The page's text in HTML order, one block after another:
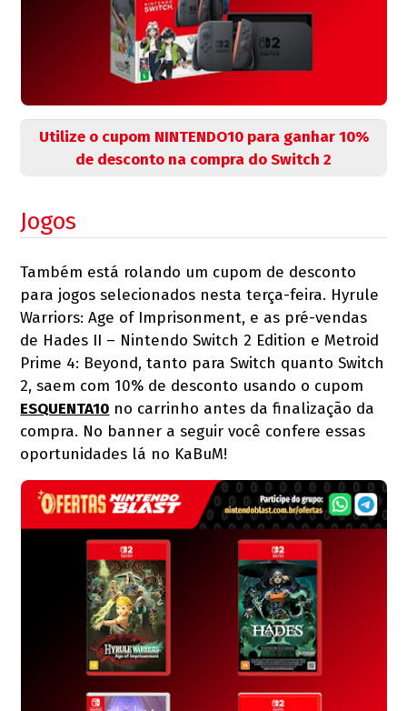
Utilize o cupom NINTENDO10 para ganhar 10%
de desconto na compra do Switch 2
Jogos
Também está rolando um cupom de desconto
para jogos selecionados nesta terça-feira. Hyrule
Warriors: Age of Imprisonment, e as pré-vendas
de Hades II – Nintendo Switch 2 Edition e Metroid
Prime 4: Beyond, tanto para Switch quanto Switch
2, saem com 10% de desconto usando o cupom
ESQUENTA10 no carrinho antes da finalização da
compra. No banner a seguir você confere essas
oportunidades lá no KaBuM!